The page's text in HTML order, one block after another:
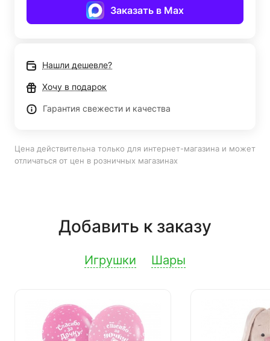
Заказать в Max
Нашли дешевле?
Хочу в подарок
Гарантия свежести и качества
Цена действительна только для интернет-магазина и может
отличаться от цен в розничных магазинах
Добавить к заказу
Игрушки Шары